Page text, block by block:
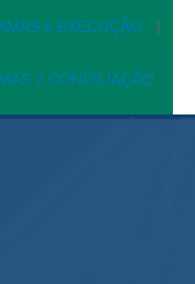
e Inclusão
|